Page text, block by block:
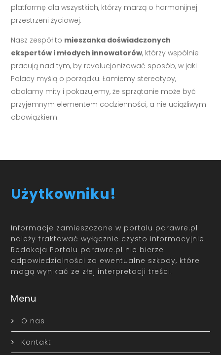
platformę dla wszystkich, którzy marzą o harmonijnej
przestrzeni życiowej.
Nasz zespół to mieszanka doświadczonych
ekspertów i młodych innowatorów, którzy wspólnie
pracują nad tym, by revolucjonizować sposób, w jaki
Polacy myślą o porządku. Łamiemy stereotypy,
obalamy mity i pokazujemy, że sprzątanie może być
przyjemnym elementem codzienności, a nie uciążliwym
obowiązkiem.
Użytkowniku!
Informacje zamieszczone w portalu parawre.pl
należy traktować wyłącznie czysto informacyjnie.
Redakcja Portalu parawre.pl nie bierze
odpowiedzialności za ewentualne szkody, które
mogą wynikać ze złej interpretacji treści.
Menu
O nas
Kontakt